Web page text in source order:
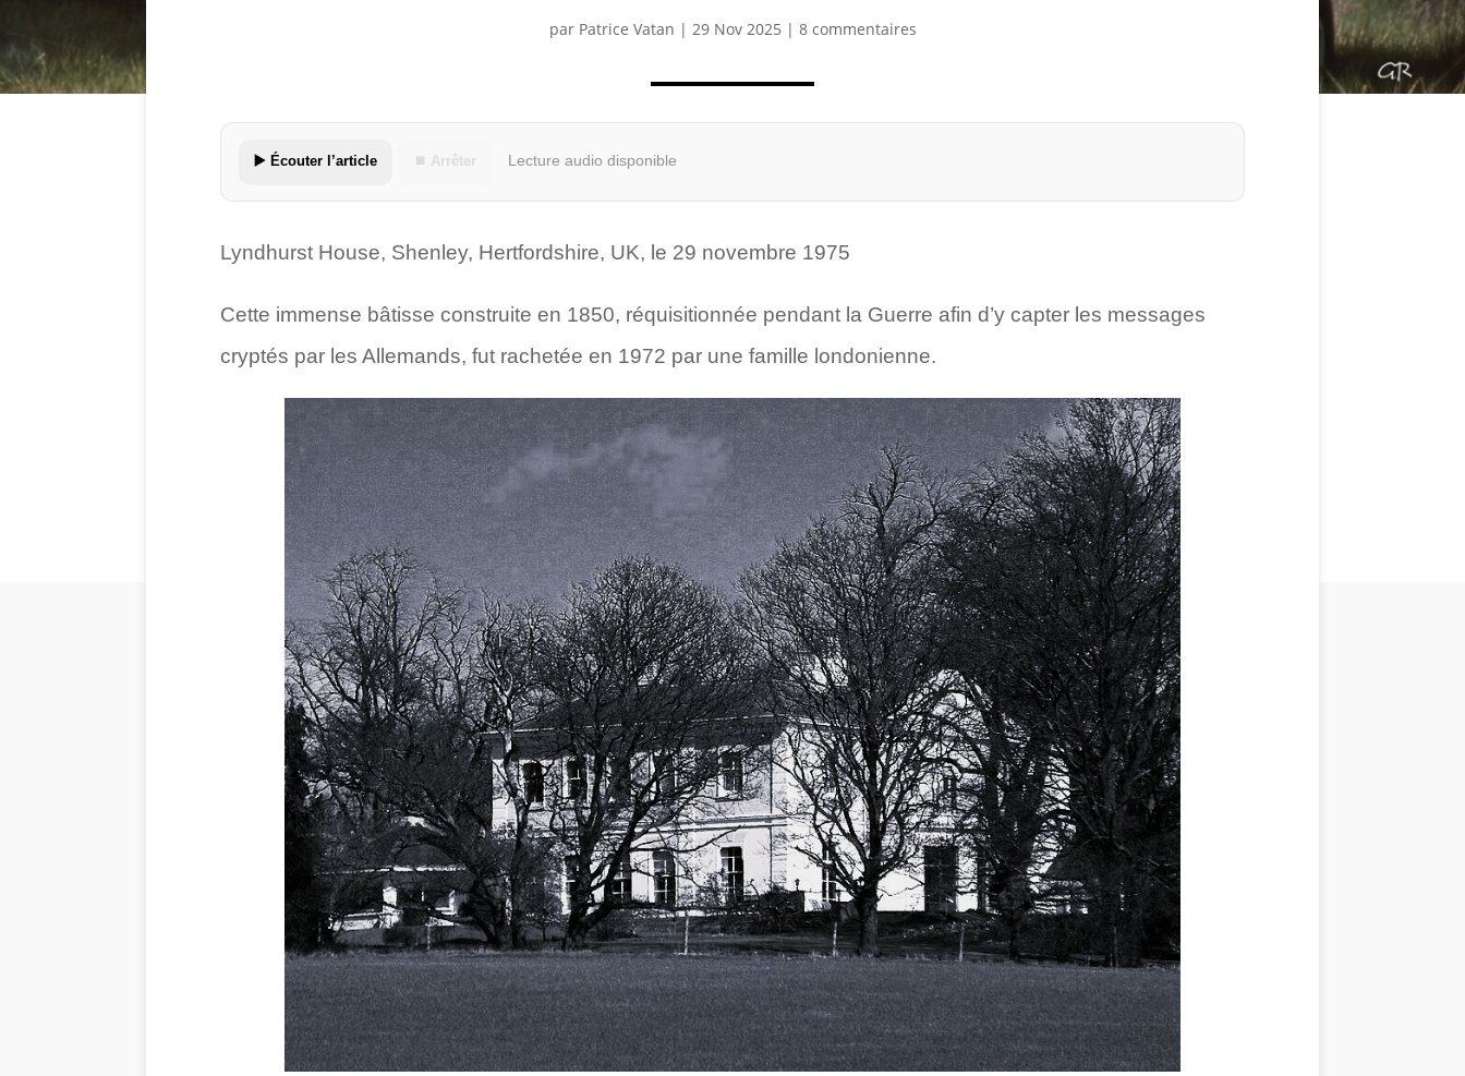
par Patrice Vatan | 29 Nov 2025 | 8 commentaires
▶️ Écouter l’article ⏹ Arrêter Lecture audio disponible
Lyndhurst House, Shenley, Hertfordshire, UK, le 29 novembre 1975
Cette immense bâtisse construite en 1850, réquisitionnée pendant la Guerre afin d’y capter les messages
cryptés par les Allemands, fut rachetée en 1972 par une famille londonienne.